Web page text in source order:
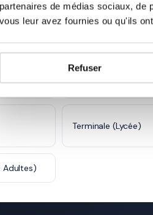
partenaires de médias sociaux, de
vous leur avez fournies ou qu'ils
Refuser
CE1 (Primaire)
4ème (Collège)
Terminale (Lycée)
Adultes)